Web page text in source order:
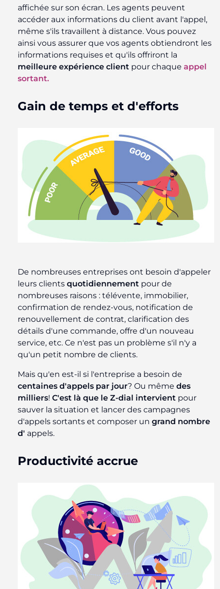
affichée sur son écran. Les agents peuvent
accéder aux informations du client avant l'appel,
même s'ils travaillent à distance. Vous pouvez
ainsi vous assurer que vos agents obtiendront les
informations requises et qu'ils offriront la
meilleure expérience client pour chaque appel
sortant.
Gain de temps et d'efforts
De nombreuses entreprises ont besoin d'appeler
leurs clients quotidiennement pour de
nombreuses raisons : télévente, immobilier,
confirmation de rendez-vous, notification de
renouvellement de contrat, clarification des
détails d'une commande, offre d'un nouveau
service, etc. Ce n'est pas un problème s'il n'y a
qu'un petit nombre de clients.
Mais qu'en est-il si l'entreprise a besoin de
centaines d'appels par jour? Ou même des
milliers! C'est là que le Z-dial intervient pour
sauver la situation et lancer des campagnes
d'appels sortants et composer un grand nombre
d' appels.
Productivité accrue